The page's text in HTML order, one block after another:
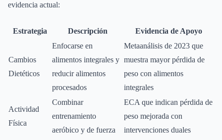
evidencia actual:
Estrategia Descripción Evidencia de Apoyo
Cambios
Dietéticos
Enfocarse en
alimentos integrales y
reducir alimentos
procesados
Metaanálisis de 2023 que
muestra mayor pérdida de
peso con alimentos
integrales
Actividad
Física
Combinar
entrenamiento
aeróbico y de fuerza
ECA que indican pérdida de
peso mejorada con
intervenciones duales